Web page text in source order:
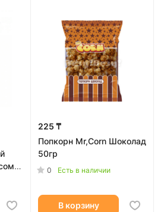
225 ₸
Попкорн Mr,Corn Шоколад
50гр
0 Есть в наличии
В корзину